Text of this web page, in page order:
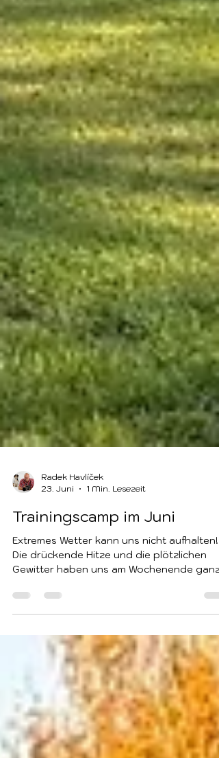
Radek Havlíček
23. Juni
1 Min. Lesezeit
Gewitter haben uns am Wochenende ganz
schön gefordert. Aufgrund von beruflichen
Verpflichtungen und Urlauben waren wir
diesmal in einer kleineren Gruppe
unterwegs, doch die Vorbereitung auf die
Prüfungen im Juli lief trotzdem auf
Hochtouren. In zwei Teams wurde sowohl in
der Trümmer- als auch in der Flächensuche
trainiert. Nach dem Training gab es zur